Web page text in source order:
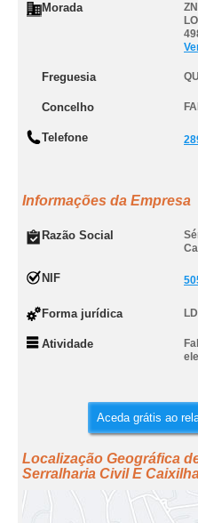
Morada
Freguesia
Concelho
Telefone
Informações da Empresa
Razão Social
NIF
Forma jurídica
Atividade
Aceda grátis ao
Localização Geográfica
Serralharia Civil E